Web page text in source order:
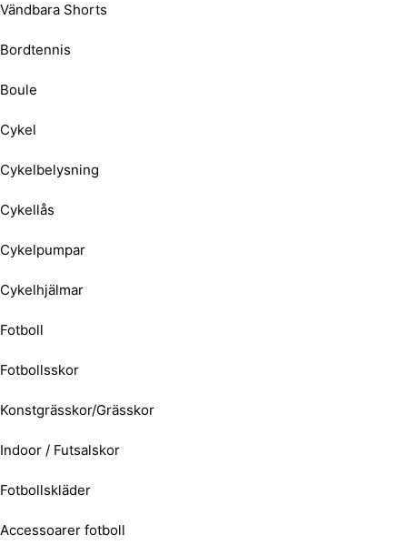
Vändbara Shorts
Bordtennis
Boule
Cykel
Cykelbelysning
Cykellås
Cykelpumpar
Cykelhjälmar
Fotboll
Fotbollsskor
Konstgrässkor/Grässkor
Indoor / Futsalskor
Fotbollskläder
Accessoarer fotboll